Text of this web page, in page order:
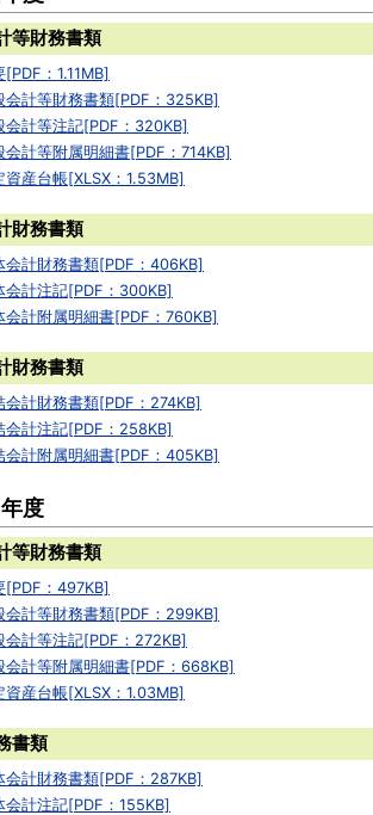
等財務書類
[PDF：1.11MB]
会計等財務書類[PDF：325KB]
会計等注記[PDF：320KB]
会計等附属明細書[PDF：714KB]
資産台帳[XLSX：1.53MB]
財務書類
会計財務書類[PDF：406KB]
会計注記[PDF：300KB]
会計附属明細書[PDF：760KB]
財務書類
会計財務書類[PDF：274KB]
会計注記[PDF：258KB]
会計附属明細書[PDF：405KB]
度
等財務書類
[PDF：497KB]
会計等財務書類[PDF：299KB]
会計等注記[PDF：272KB]
会計等附属明細書[PDF：668KB]
資産台帳[XLSX：1.03MB]
書類
会計財務書類[PDF：287KB]
会計注記[PDF：155KB]